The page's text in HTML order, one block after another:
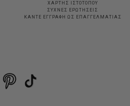
ΧΑΡΤΗΣ ΙΣΤΟΤΟΠΟΥ
ΣΥΧΝΕΣ ΕΡΩΤΗΣΕΙΣ
ΚΆΝΤΕ ΕΓΓΡΑΦΉ ΩΣ ΕΠΑΓΓΕΛΜΑΤΊΑΣ